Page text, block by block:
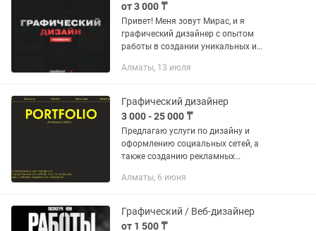
от 3 000 ₸
Привет! Меня зовут Мирас, и я
графический дизайнер с опытом
работы в создании уникальных и
Мой подход основан на
потребностям каждого...
Алматы, 13 июля
Графический дизайнер
3 000 - 25 000 ₸
Предлагаю услуги по дизайну и
оформлению социальных сетей, а
также созданию рекламных
Полное ведение Instagram • Упаковка и
единый...
Алматы, 6 июня
Графический / Веб-дизайнер
от 1 500 ₸